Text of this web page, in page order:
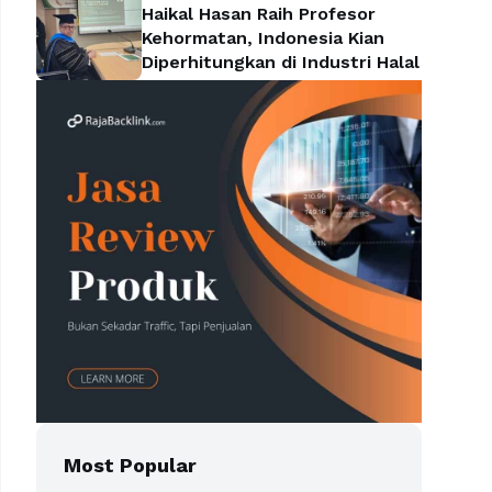
Haikal Hasan Raih Profesor
Kehormatan, Indonesia Kian
Diperhitungkan di Industri Halal
Most Popular